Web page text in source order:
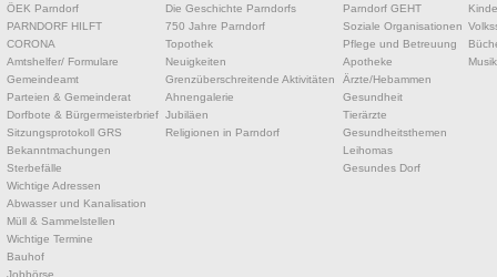
ÖEK Parndorf
PARNDORF HILFT
CORONA
Amtshelfer/ Formulare
Gemeindeamt
Parteien & Gemeinderat
Dorfbote & Bürgermeisterbrief
Sitzungsprotokoll GRS
Bekanntmachungen
Sterbefälle
Wichtige Adressen
Abwasser und Kanalisation
Müll & Sammelstellen
Wichtige Termine
Bauhof
Jobbörse
Die Geschichte Parndorfs
750 Jahre Parndorf
Topothek
Neuigkeiten
Grenzüberschreitende Aktivitäten
Ahnengalerie
Jubiläen
Religionen in Parndorf
Parndorf GEHT
Soziale Organisationen
Pflege und Betreuung
Apotheke
Ärzte/Hebammen
Gesundheit
Tierärzte
Gesundheitsthemen
Leihomas
Gesundes Dorf